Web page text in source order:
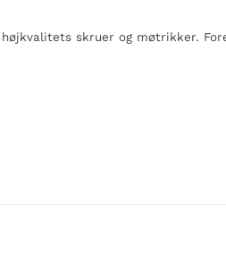
skruer og møtrikker.